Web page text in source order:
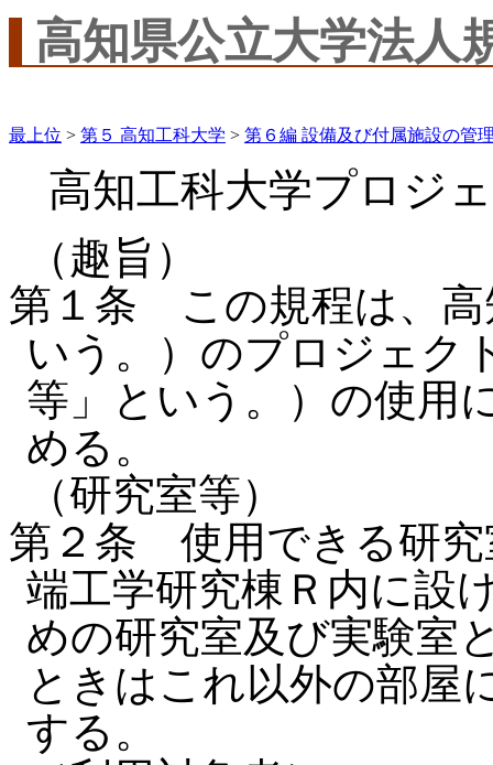
高知県公立大学法人
最上位 > 第５ 高知工科大学 > 第６編 設備及び付属施設の管
高知工科大学プロジ
（趣旨）
第１条 この規程は、高
いう。）のプロジェク
等」という。）の使用
める。
（研究室等）
第２条 使用できる研究
端工学研究棟Ｒ内に設
めの研究室及び実験室
ときはこれ以外の部屋
する。